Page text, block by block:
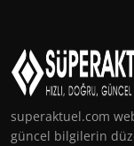
superaktuel.com
güncel bilgilerin